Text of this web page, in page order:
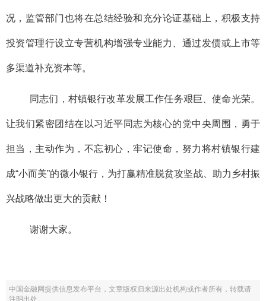
况，监管部门也将在总结经验和充分论证基础上，积极支持
投资管理行设立专营机构增强专业能力、通过发债或上市等
多渠道补充资本等。
同志们，村镇银行改革发展工作任务艰巨、使命光荣。
让我们紧密团结在以习近平同志为核心的党中央周围，勇于
担当，主动作为，不忘初心，牢记使命，努力将村镇银行建
成“小而美”的微小银行，为打赢精准脱贫攻坚战、助力乡村振
兴战略做出更大的贡献！
谢谢大家。
中国金融网提供信息发布平台，文章版权归来源出处机构或作者所有，转载请
注明出处。